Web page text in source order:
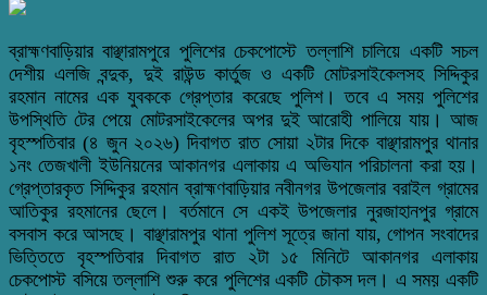
ব্রাহ্মণবাড়িয়ার বাঞ্ছারামপুরে পুলিশের চেকপোস্টে তল্লাশি চালিয়ে একটি সচল
দেশীয় এলজি বন্দুক, দুই রাউন্ড কার্তুজ ও একটি মোটরসাইকেলসহ সিদ্দিকুর
রহমান নামের এক যুবককে গ্রেপ্তার করেছে পুলিশ। তবে এ সময় পুলিশের
উপস্থিতি টের পেয়ে মোটরসাইকেলের অপর দুই আরোহী পালিয়ে যায়। আজ
বৃহস্পতিবার (৪ জুন ২০২৬) দিবাগত রাত সোয়া ২টার দিকে বাঞ্ছারামপুর থানার
১নং তেজখালী ইউনিয়নের আকানগর এলাকায় এ অভিযান পরিচালনা করা হয়।
গ্রেপ্তারকৃত সিদ্দিকুর রহমান ব্রাহ্মণবাড়িয়ার নবীনগর উপজেলার বরাইল গ্রামের
আতিকুর রহমানের ছেলে। বর্তমানে সে একই উপজেলার নুরজাহানপুর গ্রামে
বসবাস করে আসছে। বাঞ্ছারামপুর থানা পুলিশ সূত্রে জানা যায়, গোপন সংবাদের
ভিত্তিতে বৃহস্পতিবার দিবাগত রাত ২টা ১৫ মিনিটে আকানগর এলাকায়
চেকপোস্ট বসিয়ে তল্লাশি শুরু করে পুলিশের একটি চৌকস দল। এ সময় একটি